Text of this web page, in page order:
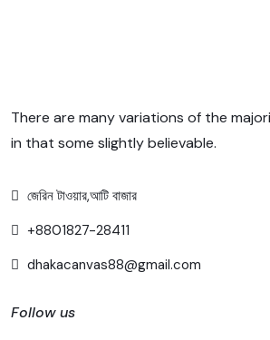
There are many variations of the
in that some slightly believable.
জেরিন টাওয়ার,আটি বাজার
+8801827-28411
dhakacanvas88@gmail.com
Follow us